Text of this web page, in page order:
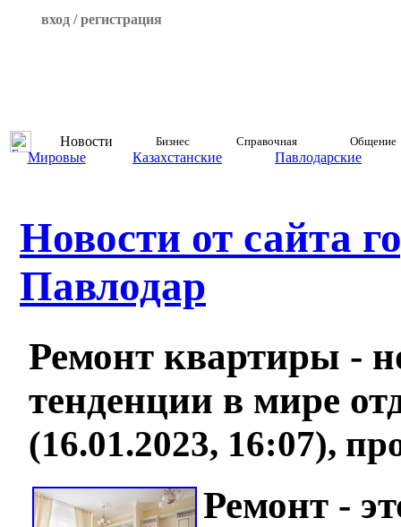
вход / регистрация
Новости Бизнес Справочная Общение
Мировые Казахстанские Павлодарские
Новости от сайта
Павлодар
Ремонт квартиры -
тенденции в мире
(16.01.2023, 16:07),
Ремонт -